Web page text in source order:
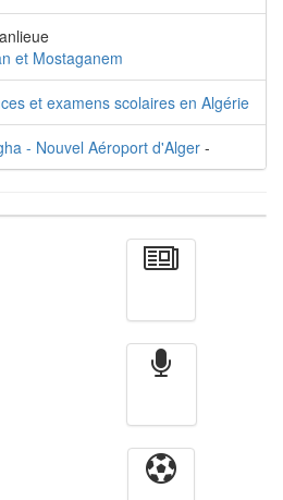
et Mostaganem
et examens scolaires en Algérie
- Nouvel Aéroport d'Alger -